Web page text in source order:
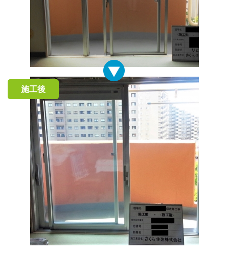
施工後